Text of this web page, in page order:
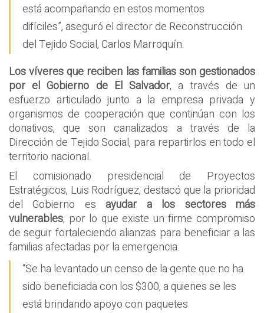
está acompañando en estos momentos
difíciles”, aseguró el director de Reconstrucción
del Tejido Social, Carlos Marroquín.
Los víveres que reciben las familias son gestionados
por el Gobierno de El Salvador, a través de un
esfuerzo articulado junto a la empresa privada y
organismos de cooperación que continúan con los
donativos, que son canalizados a través de la
Dirección de Tejido Social, para repartirlos en todo el
territorio nacional.
El comisionado presidencial de Proyectos
Estratégicos, Luis Rodríguez, destacó que la prioridad
del Gobierno esayudar a los sectores más
vulnerables, por lo que existe un firme compromiso
de seguir fortaleciendo alianzas para beneficiar a las
familias afectadas por la emergencia.
“Se ha levantado un censo de la gente que no ha
sido beneficiada con los $300, a quienes se les
está brindando apoyo con paquetes